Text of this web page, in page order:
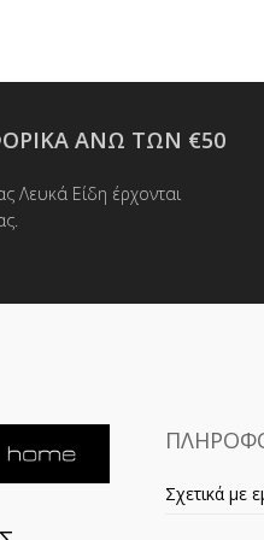
ΑΝΩ ΤΩΝ €50
Λευκά Είδη έρχονται
Σχετικά με